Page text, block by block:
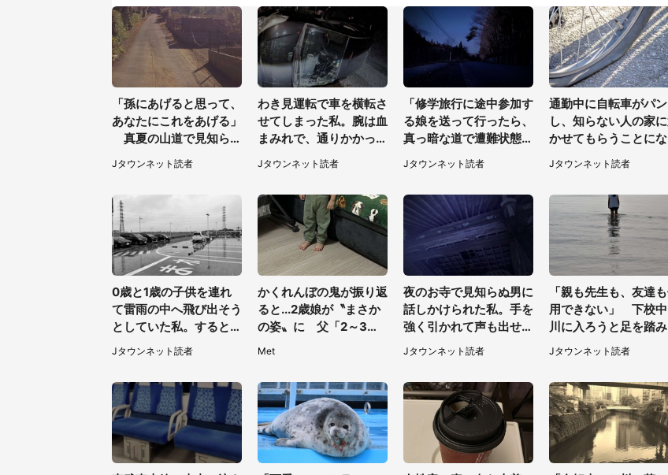
「孫にあげると思って、
あなたにこれをあげる」
真夏の山道で見知らぬ
お婆さんに握らされたも
の（山口県・30代女
Jタウンネット読者
わき見運転で車を横転さ
せてしまった私。腕は血
まみれで、通りかかった
トラックは通り過ぎてい
き...（福岡県・30代女
Jタウンネット読者
「修学旅行に途中参加す
る娘を送って行ったら、
真っ暗な道で遭難状態。
なんとか見つけた民家に
助けを求めると、住人の
Jタウンネット読者
通勤中に自転車がパ
し、知らない人の家
かせてもらうことにな
た私。帰りに取りに行
と、なんと...（東京都
Jタウンネット読者
0歳と1歳の子供を連れ
て雷雨の中へ飛び出そう
としていた私。すると突
然、後ろから...（福岡
県・30代女性）
Jタウンネット読者
かくれんぼの鬼が振り返
ると...2歳娘が〝まさか
の姿〟に 父「2～3分
探しました」
Met
夜のお寺で見知らぬ男に
話しかけられた私。手を
強く引かれて声も出せ
ず...（東京都・40代女
性）
Jタウンネット読者
「親も先生も、友達
用できない」 下校中
川に入ろうと足を踏み
した女子高生と、彼女
止めた予想外の存在
Jタウンネット読者